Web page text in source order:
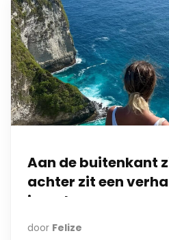
Aan de buitenkant
achter zit een
jarenlang geen
door Felize